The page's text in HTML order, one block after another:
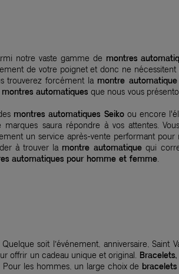
notre vaste gamme de montres
de votre poignet et donc ne nécessitent
trouverez forcément lamontre automatique
montres automatiquesque nous vous
montres automatiques Seikoou encore
marques saura répondre à vos attentes.
un service après-vente performant pour
à trouver la montre automatique qui
automatiques pour homme et femme.
Quelque soit l’événement, anniversaire, Saint
offrir un cadeau unique et original.
les hommes, un large choix de